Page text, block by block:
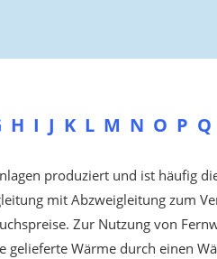
H I J K L M N O P Q
produziert und ist häufig
mit Abzweigleitung zum
Zur Nutzung von
Wärme durch einen